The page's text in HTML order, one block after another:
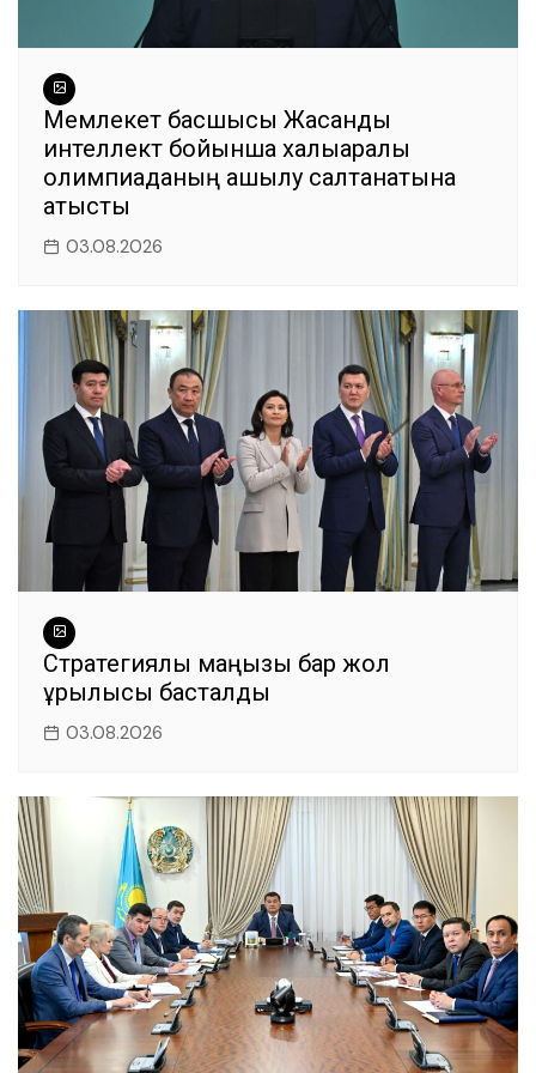
Мемлекет басшысы Жасанды
интеллект бойынша халықаралық
олимпиаданың ашылу салтанатына
қатысты
03.08.2026
Стратегиялық маңызы бар жол
құрылысы басталды
03.08.2026